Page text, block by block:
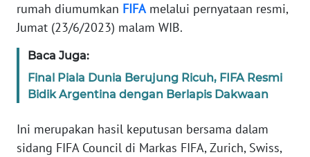
rumah diumumkan FIFAmelalui pernyataan resmi,
Jumat (23/6/2023) malam WIB.
Baca Juga:
Final Piala Dunia Berujung Ricuh, FIFA Resmi
Bidik Argentina dengan Berlapis Dakwaan
Ini merupakan hasil keputusan bersama dalam
sidang FIFA Council di Markas FIFA, Zurich, Swiss,
KONTAK
KAMI
IKLAN
KAMI